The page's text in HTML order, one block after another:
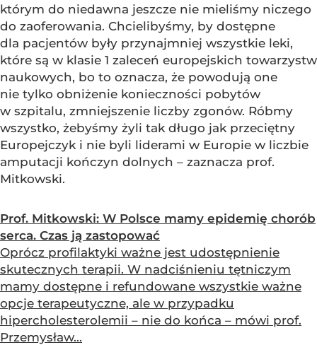
którym do niedawna jeszcze nie mieliśmy niczego
do zaoferowania. Chcielibyśmy, by dostępne
dla pacjentów były przynajmniej wszystkie leki,
które są w klasie 1 zaleceń europejskich towarzystw
naukowych, bo to oznacza, że powodują one
nie tylko obniżenie konieczności pobytów
w szpitalu, zmniejszenie liczby zgonów. Róbmy
wszystko, żebyśmy żyli tak długo jak przeciętny
Europejczyk i nie byli liderami w Europie w liczbie
amputacji kończyn dolnych – zaznacza prof.
Mitkowski.
Prof. Mitkowski: W Polsce mamy epidemię chorób
serca. Czas ją zastopować
Oprócz profilaktyki ważne jest udostępnienie
skutecznych terapii. W nadciśnieniu tętniczym
mamy dostępne i refundowane wszystkie ważne
opcje terapeutyczne, ale w przypadku
hipercholesterolemii – nie do końca – mówi prof.
Przemysław...